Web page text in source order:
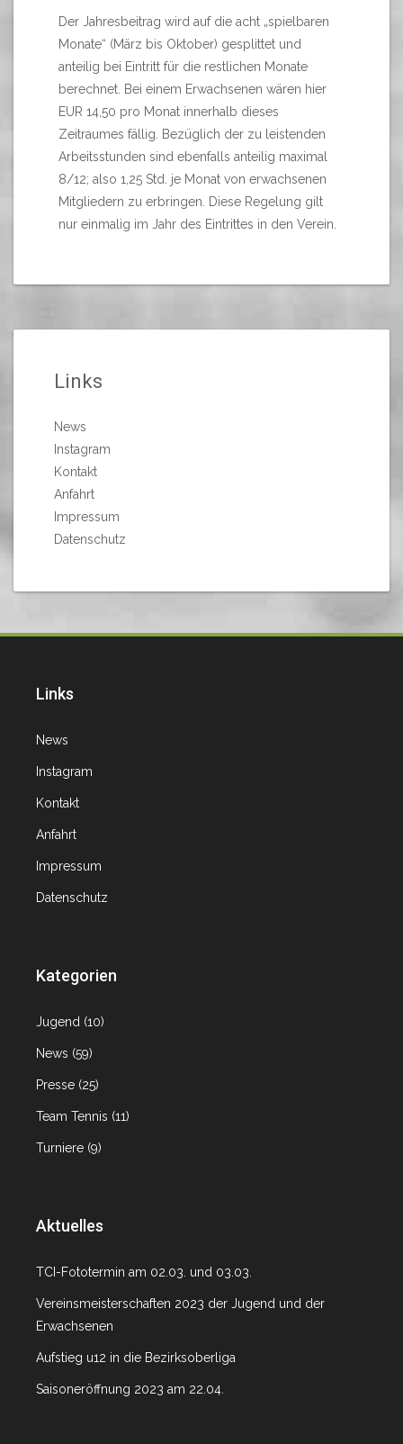
Der Jahresbeitrag wird auf die acht „spielbaren
Monate“ (März bis Oktober) gesplittet und
anteilig bei Eintritt für die restlichen Monate
berechnet. Bei einem Erwachsenen wären hier
EUR 14,50 pro Monat innerhalb dieses
Zeitraumes fällig. Bezüglich der zu leistenden
Arbeitsstunden sind ebenfalls anteilig maximal
8/12; also 1,25 Std. je Monat von erwachsenen
Mitgliedern zu erbringen. Diese Regelung gilt
nur einmalig im Jahr des Eintrittes in den Verein.
Links
News
Instagram
Kontakt
Anfahrt
Impressum
Datenschutz
Links
News
Instagram
Kontakt
Anfahrt
Impressum
Datenschutz
Kategorien
Jugend (10)
News (59)
Presse (25)
Team Tennis (11)
Turniere (9)
Aktuelles
TCI-Fototermin am 02.03. und 03.03.
Vereinsmeisterschaften 2023 der Jugend und der
Erwachsenen
Aufstieg u12 in die Bezirksoberliga
Saisoneröffnung 2023 am 22.04.